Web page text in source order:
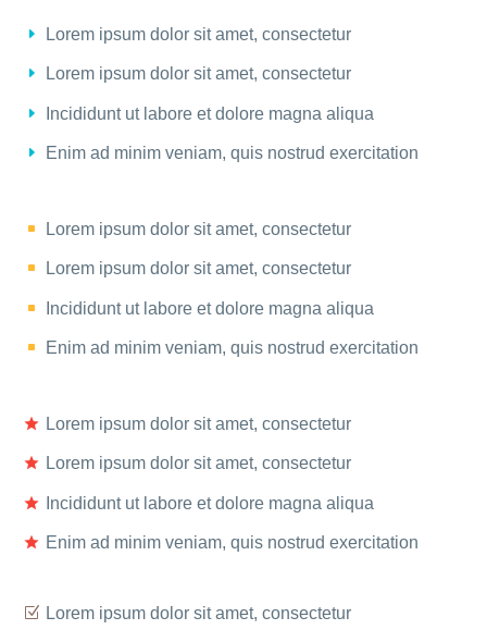
Lorem ipsum dolor sit amet, consectetur
Lorem ipsum dolor sit amet, consectetur
Incididunt ut labore et dolore magna aliqua
Enim ad minim veniam, quis nostrud exercitation
Lorem ipsum dolor sit amet, consectetur
Lorem ipsum dolor sit amet, consectetur
Incididunt ut labore et dolore magna aliqua
Enim ad minim veniam, quis nostrud exercitation
Lorem ipsum dolor sit amet, consectetur
Lorem ipsum dolor sit amet, consectetur
Incididunt ut labore et dolore magna aliqua
Enim ad minim veniam, quis nostrud exercitation
Lorem ipsum dolor sit amet, consectetur